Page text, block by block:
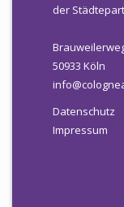
der
50933 Köln
Datenschutz
Impressum